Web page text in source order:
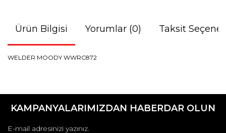
Ürün Bilgisi Yorumlar (0) Taksit
WELDER MOODY WWRC872
konularda yetersiz gördüğünüz noktaları öneri formunu
Görüş ve önerileriniz için teşekkür ederiz.
KAMPANYALARIMIZDAN HABERDAR OLUN